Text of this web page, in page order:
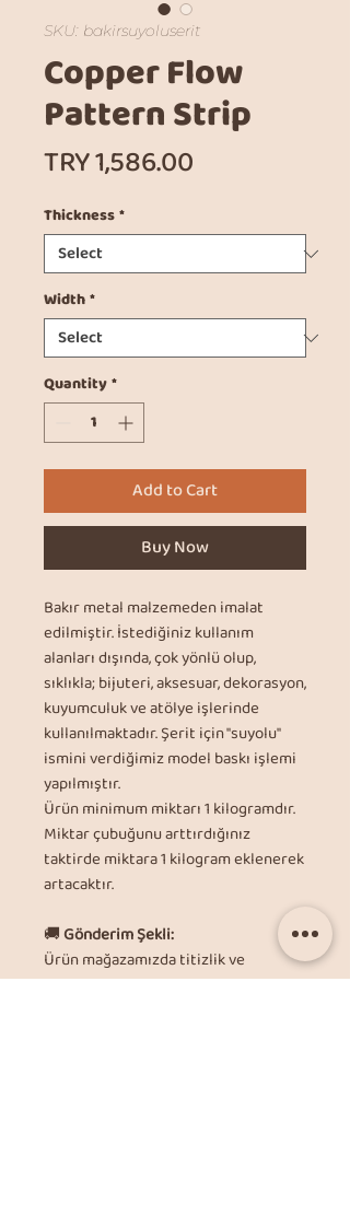
SKU: bakirsuyoluserit
Copper Flow
Pattern Strip
TRY 1,586.00
Thickness*
Width*
Quantity*
Add to Cart
Buy Now
Bakır metal malzemeden imalat
edilmiştir. İstediğiniz kullanım
alanları dışında, çok yönlü olup,
sıklıkla; bijuteri, aksesuar, dekorasyon,
kuyumculuk ve atölye işlerinde
kullanılmaktadır. Şerit için "suyolu"
ismini verdiğimiz model baskı işlemi
yapılmıştır.
Ürün minimum miktarı 1 kilogramdır.
Miktar çubuğunu arttırdığınız
taktirde miktara 1 kilogram eklenerek
artacaktır.
🚚Gönderim Şekli:
Ürün mağazamızda titizlik ve
korunaklı bir şekilde ambalajlandıktan